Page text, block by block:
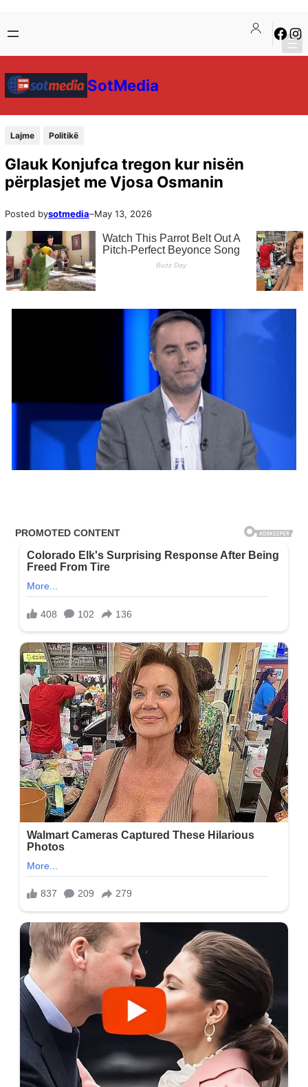
SotMedia
Lajme Politikë
Glauk Konjufca tregon kur nisën
përplasjet me Vjosa Osmanin
Posted bysotmedia–May 13, 2026